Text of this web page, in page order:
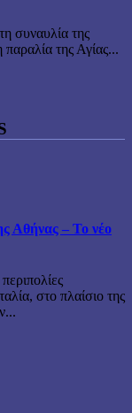
συναυλία της
της Αγίας...
Αθήνας – Το νέο
στο πλαίσιο της